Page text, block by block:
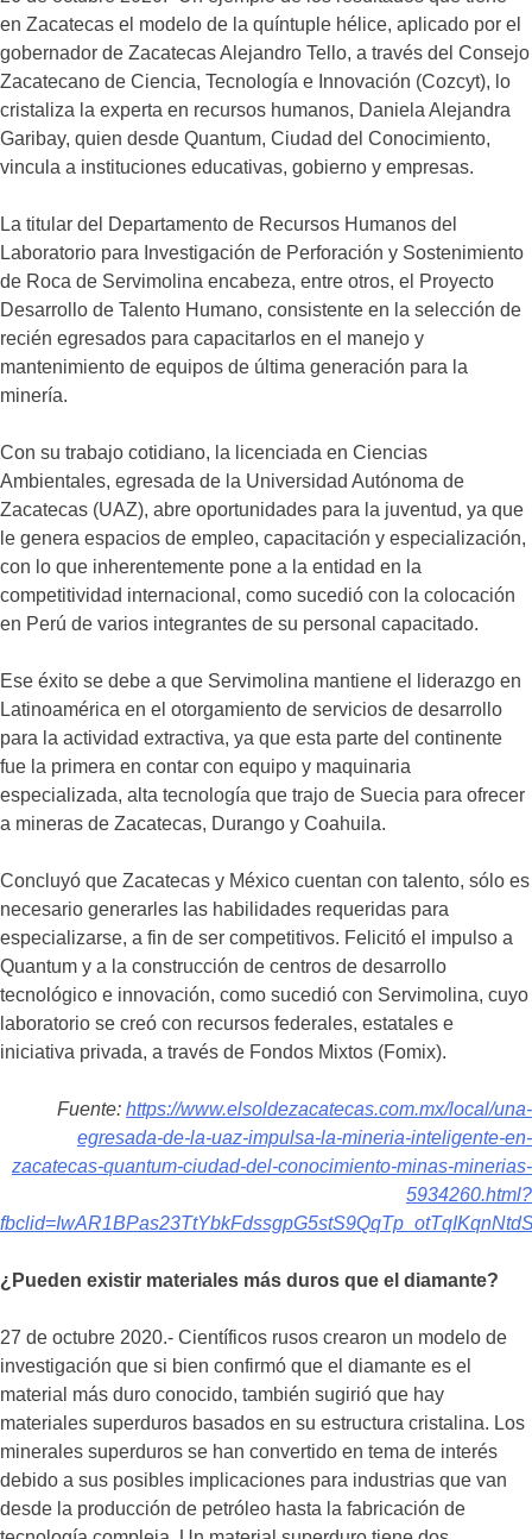
en Zacatecas el modelo de la quíntuple hélice, aplicado por el
gobernador de Zacatecas Alejandro Tello, a través del Consejo
Zacatecano de Ciencia, Tecnología e Innovación (Cozcyt), lo
cristaliza la experta en recursos humanos, Daniela Alejandra
Garibay, quien desde Quantum, Ciudad del Conocimiento,
vincula a instituciones educativas, gobierno y empresas.
La titular del Departamento de Recursos Humanos del
Laboratorio para Investigación de Perforación y Sostenimiento
de Roca de Servimolina encabeza, entre otros, el Proyecto
Desarrollo de Talento Humano, consistente en la selección de
recién egresados para capacitarlos en el manejo y
mantenimiento de equipos de última generación para la
minería.
Con su trabajo cotidiano, la licenciada en Ciencias
Ambientales, egresada de la Universidad Autónoma de
Zacatecas (UAZ), abre oportunidades para la juventud, ya que
le genera espacios de empleo, capacitación y especialización,
con lo que inherentemente pone a la entidad en la
competitividad internacional, como sucedió con la colocación
en Perú de varios integrantes de su personal capacitado.
Ese éxito se debe a que Servimolina mantiene el liderazgo en
Latinoamérica en el otorgamiento de servicios de desarrollo
para la actividad extractiva, ya que esta parte del continente
fue la primera en contar con equipo y maquinaria
especializada, alta tecnología que trajo de Suecia para ofrecer
a mineras de Zacatecas, Durango y Coahuila.
Concluyó que Zacatecas y México cuentan con talento, sólo es
necesario generarles las habilidades requeridas para
especializarse, a fin de ser competitivos. Felicitó el impulso a
Quantum y a la construcción de centros de desarrollo
tecnológico e innovación, como sucedió con Servimolina, cuyo
laboratorio se creó con recursos federales, estatales e
iniciativa privada, a través de Fondos Mixtos (Fomix).
Fuente: https://www.elsoldezacatecas.com.mx/local/una-
egresada-de-la-uaz-impulsa-la-mineria-inteligente-en-
zacatecas-quantum-ciudad-del-conocimiento-minas-minerias-
5934260.html?
¿Pueden existir materiales más duros que el diamante?
27 de octubre 2020.- Científicos rusos crearon un modelo de
investigación que si bien confirmó que el diamante es el
material más duro conocido, también sugirió que hay
materiales superduros basados en su estructura cristalina. Los
minerales superduros se han convertido en tema de interés
debido a sus posibles implicaciones para industrias que van
desde la producción de petróleo hasta la fabricación de